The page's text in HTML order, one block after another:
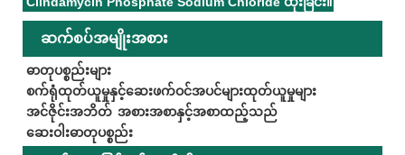
ဆက်စပ်အမျိုးအစား
ဓာတုပစ္စည်းများ
စက်ရုံထုတ်ယူမှုနှင့်ဆေးဖက်ဝင်အပင်များထုတ်ယူမှုများ
အင်ဇိုင်းအဘိတ် အစားအစာနှင့်အစာထည့်သည်
ဆေးဝါးဓာတုပစ္စည်း